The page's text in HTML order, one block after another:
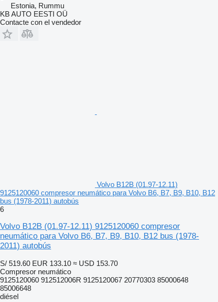
Estonia, Rummu
KB AUTO EESTI OÜ
Contacte con el vendedor
Volvo B12B (01.97-12.11)
9125120060 compresor neumático para Volvo B6, B7, B9, B10, B12
bus (1978-2011) autobús
6
Volvo B12B (01.97-12.11) 9125120060 compresor
neumático para Volvo B6, B7, B9, B10, B12 bus (1978-
2011) autobús
S/ 519.60 EUR 133.10 ≈ USD 153.70
Compresor neumático
9125120060 912512006R 9125120067 20770303 85000648
85006648
diésel